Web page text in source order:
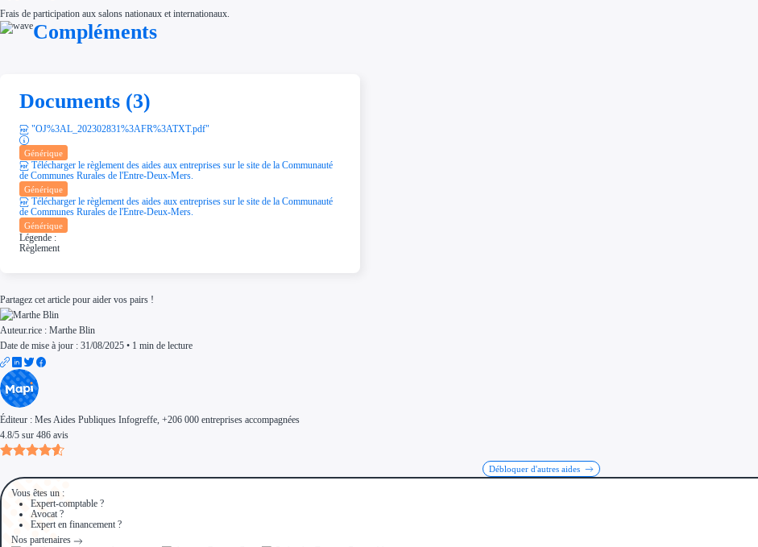
Frais de participation aux salons nationaux et internationaux.
Compléments
Documents (3)
"OJ%3AL_202302831%3AFR%3ATXT.pdf"
Générique
Télécharger le règlement des aides aux entreprises sur le site de la Communauté
de Communes Rurales de l'Entre-Deux-Mers.
Générique
Télécharger le règlement des aides aux entreprises sur le site de la Communauté
de Communes Rurales de l'Entre-Deux-Mers.
Générique
Légende :
Règlement
Partagez cet article pour aider vos pairs !
Auteur.rice : Marthe Blin
Date de mise à jour : 31/08/2025 • 1 min de lecture
Éditeur : Mes Aides Publiques Infogreffe, +206 000 entreprises accompagnées
4.8/5 sur 486 avis
Débloquer d'autres aides
Vous êtes un :
Expert-comptable ?
Avocat ?
Expert en financement ?
Nos partenaires